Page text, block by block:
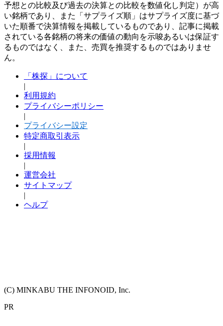
予想との比較及び過去の決算との比較を数値化し判定）が高
い銘柄であり、また「サプライズ順」はサプライズ度に基づ
いた順番で決算情報を掲載しているものであり、記事に掲載
されている各銘柄の将来の価値の動向を示唆あるいは保証す
るものではなく、また、売買を推奨するものではありませ
ん。
「株探」について
|
利用規約
プライバシーポリシー
|
プライバシー設定
特定商取引表示
|
採用情報
|
運営会社
サイトマップ
|
ヘルプ
(C) MINKABU THE INFONOID, Inc.
PR